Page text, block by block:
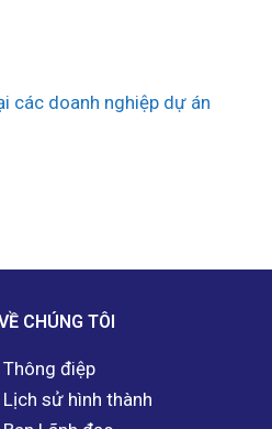
các doanh nghiệp dự án
CHÚNG TÔI
Thông điệp
Lịch sử hình thành